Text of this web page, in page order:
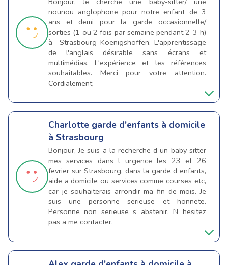
nounou anglophone pour notre enfant de 3
ans et demi pour la garde occasionnelle/
sorties (1 ou 2 fois par semaine pendant 2-3 h)
à Strasbourg Koenigshoffen. L'apprentissage
de l'anglais désirable sans écrans et
multimédias. L'expérience et les références
souhaitables. Merci pour votre attention.
Cordialement,
Charlotte garde d'enfants à domicile
à Strasbourg
Bonjour, Je suis a la recherche d un baby sitter
mes services dans l urgence les 23 et 26
fevrier sur Strasbourg, dans la garde d enfants,
aide a domicile ou services comme courses etc,
car je souhaiterais arrondir ma fin de mois. Je
suis une personne serieuse et honnete.
Personne non serieuse s abstenir. N hesitez
pas a me contacter.